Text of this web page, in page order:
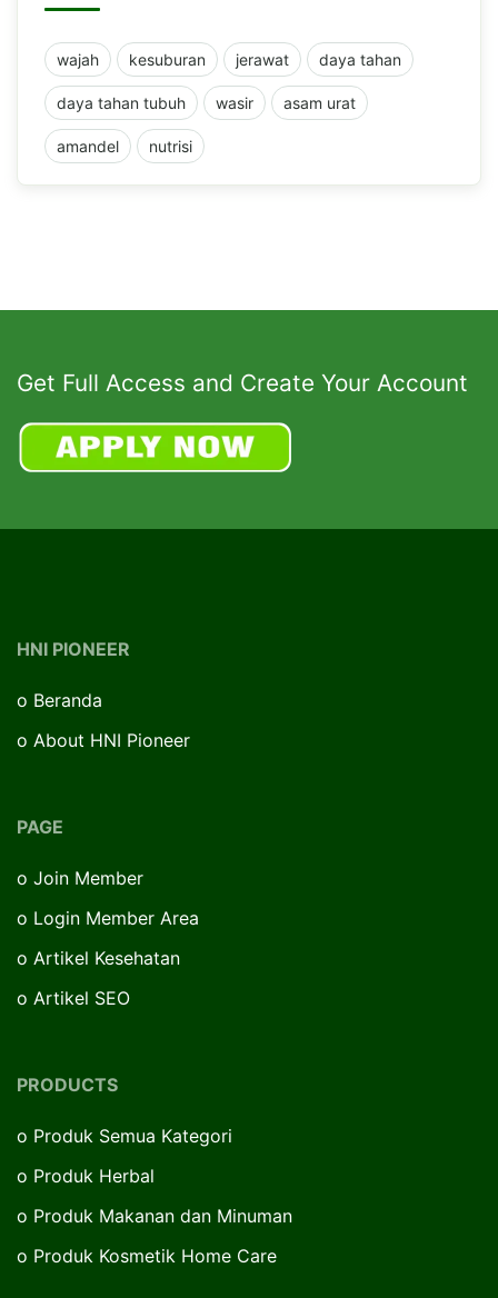
wajah kesuburan jerawat daya tahan
daya tahan tubuh wasir asam urat
amandel nutrisi
Get Full Access and Create Your Account
HNI PIONEER
o Beranda
o About HNI Pioneer
PAGE
o Join Member
o Login Member Area
o Artikel Kesehatan
o Artikel SEO
PRODUCTS
o Produk Semua Kategori
o Produk Herbal
o Produk Makanan dan Minuman
o Produk Kosmetik Home Care